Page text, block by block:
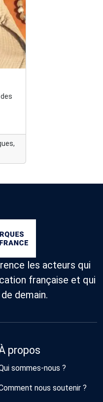
les acteurs qui
française et qui
demain.
propos
sommes-nous ?
nous soutenir ?